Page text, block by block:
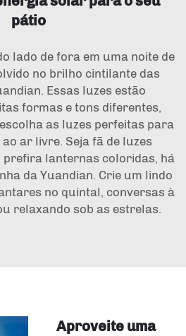
pátio
lado de fora em uma noite de
no brilho cintilante das
Essas luzes estão
formas e tons diferentes,
as luzes perfeitas para
ar livre. Seja fã de luzes
prefira lanternas coloridas, há
da Yuandian. Crie um lindo
no quintal, conversas à
relaxando sob as estrelas.
Aproveite uma